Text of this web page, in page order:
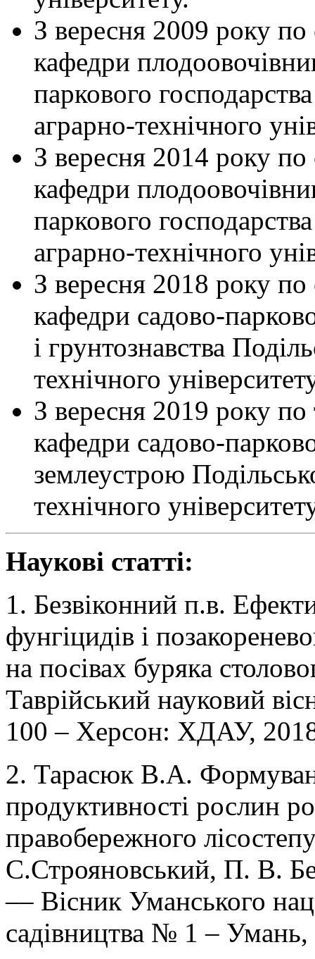
З вересня 2009 року
кафедри
паркового
аграрно-технічного
З вересня 2014 року
кафедри
паркового
аграрно-технічного
З вересня 2018 року
кафедри садово-
і грунтознавства
технічного
З вересня 2019 року
кафедри садово-
землеустрою
технічного
Наукові статті:
1. Безвіконний п.в.
фунгіцидів і
на посівах буряка
Таврійський науковий
100 – Херсон: ХДАУ,
2. Тарасюк В.А.
продуктивності рослин
правобережного
С.Строяновський, П. В.
–– Вісник Уманського
садівництва № 1 –